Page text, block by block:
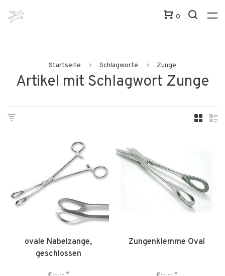
0
Startseite Schlagworte Zunge
Artikel mit Schlagwort Zunge
ovale Nabelzange,
geschlossen
Zungenklemme Oval